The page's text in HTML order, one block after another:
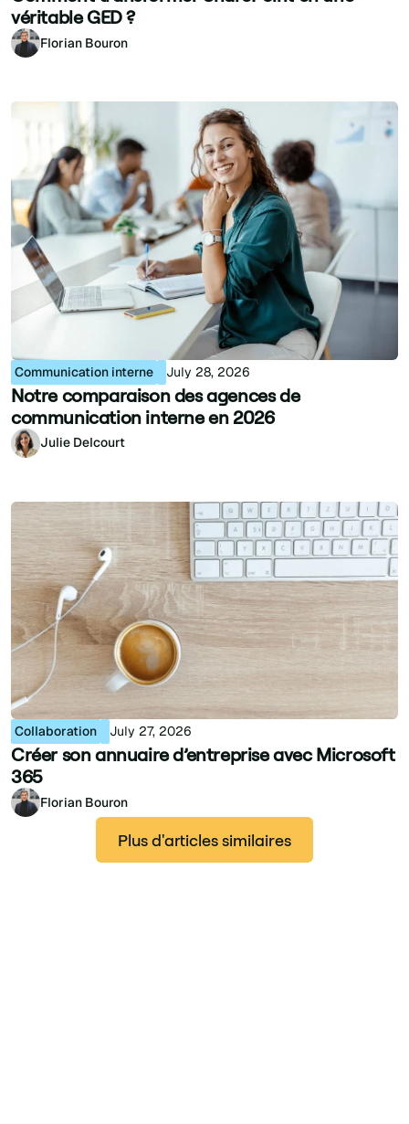
véritable GED ?
Florian Bouron
Communication interne July 28, 2026
Notre comparaison des agences de
communication interne en 2026
Julie Delcourt
Collaboration July 27, 2026
Créer son annuaire d’entreprise avec Microsoft
365
Florian Bouron
Plus d'articles similaires